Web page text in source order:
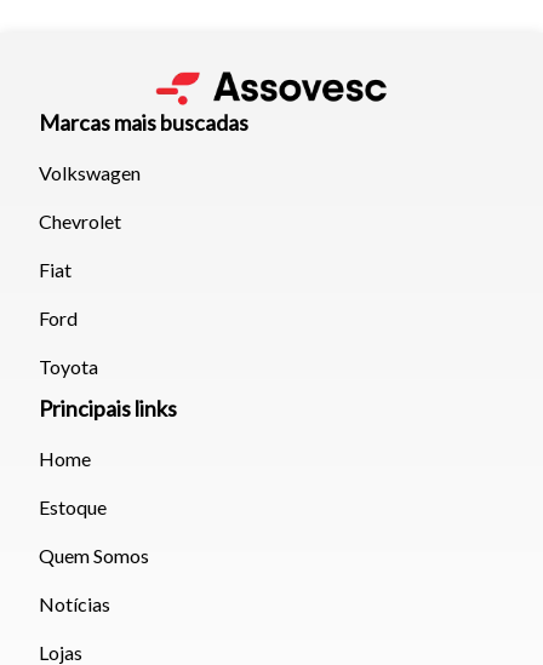
Marcas mais buscadas
Volkswagen
Chevrolet
Fiat
Ford
Toyota
Principais links
Home
Estoque
Quem Somos
Notícias
Lojas